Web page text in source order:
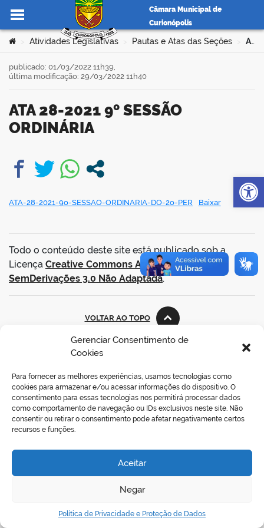
Gerenciar Consentimento de
Cookies
Para fornecer as melhores experiências, usamos tecnologias como
cookies para armazenar e/ou acessar informações do dispositivo. O
consentimento para essas tecnologias nos permitirá processar dados
como comportamento de navegação ou IDs exclusivos neste site. Não
consentir ou retirar o consentimento pode afetar negativamente certos
recursos e funções.
Aceitar
Negar
Política de Privacidade e Proteção de Dados
Ir para o conteúdo
Câmara Municipal de
Curionópolis
portal
Você está aqui:
Atividades Legislativas Pautas e Atas das Seções ATA 28-2021 9º SESSÃO ORDINÁRIA
ATA 28-2021 9º SESSÃO
ORDINÁRIA
publicado: 01/03/2022 11h39,
última modificação: 29/03/2022 11h40
ATA-28-2021-9o-SESSAO-ORDINARIA-DO-2o-PER Baixar
Todo o conteúdo deste site está publicado sob a
Licença Creative Commons Atribuição-
SemDerivações 3.0 Não Adaptada.
VOLTAR AO TOPO
REDES SOCIAIS